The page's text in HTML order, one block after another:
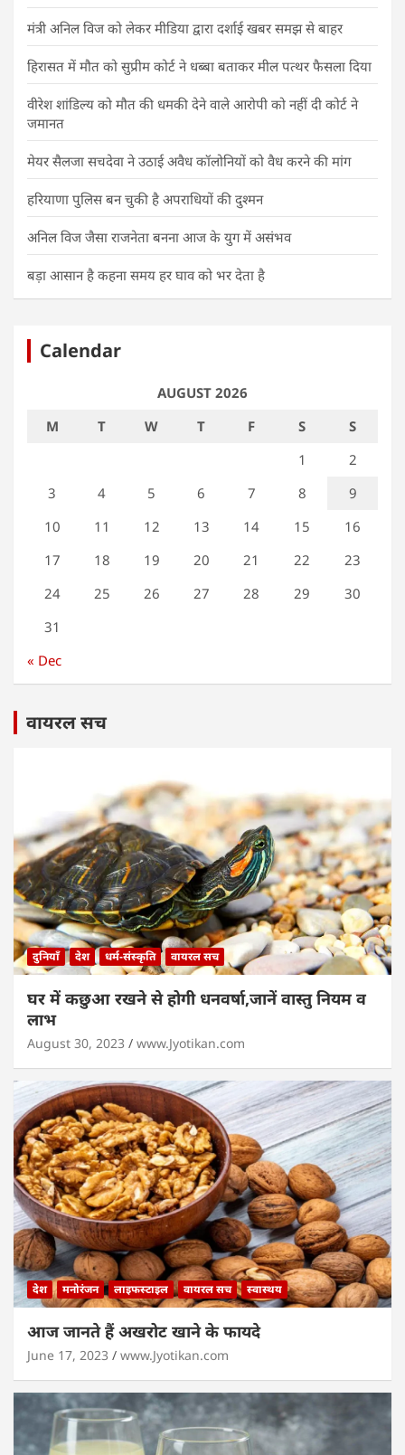
मंत्री अनिल विज को लेकर मीडिया द्वारा दर्शाई खबर समझ से बाहर
हिरासत में मौत को सुप्रीम कोर्ट ने धब्बा बताकर मील पत्थर फैसला दिया
वीरेश शांडिल्य को मौत की धमकी देने वाले आरोपी को नहीं दी कोर्ट ने
जमानत
मेयर सैलजा सचदेवा ने उठाई अवैध कॉलोनियों को वैध करने की मांग
हरियाणा पुलिस बन चुकी है अपराधियों की दुश्मन
अनिल विज जैसा राजनेता बनना आज के युग में असंभव
बड़ा आसान है कहना समय हर घाव को भर देता है
Calendar
AUGUST 2026
M
T W T F S
S
1
2
3
4 5 6 7 8
9
10
11 12 13 14 15
16
17
18 19 20 21 22
23
24
25 26 27 28 29
30
31
« Dec
वायरल सच
दुनियाँ देश धर्म-संस्कृति वायरल सच
घर में कछुआ रखने से होगी धनवर्षा,जानें वास्तु नियम व
लाभ
August 30, 2023 www.Jyotikan.com
देश मनोरंजन लाइफस्टाइल वायरल सच स्वास्थय
आज जानते हैं अखरोट खाने के फायदे
June 17, 2023 www.Jyotikan.com